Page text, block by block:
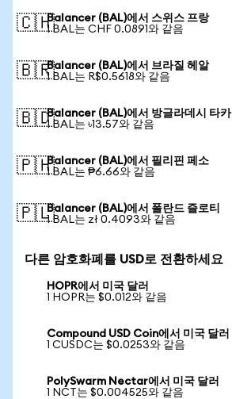
🇨🇭Balancer (BAL)에서 스위스 프랑
1 BAL는 CHF 0.0891와 같음
🇧🇷Balancer (BAL)에서 브라질 헤알
1 BAL는 R$0.5618와 같음
🇧🇩Balancer (BAL)에서 방글라데시 타카
1 BAL는 ৳13.57와 같음
🇵🇭Balancer (BAL)에서 필리핀 페소
1 BAL는 ₱6.66와 같음
🇵🇱Balancer (BAL)에서 폴란드 즐로티
1 BAL는 zł 0.4093와 같음
다른 암호화폐를 USD로 전환하세요
HOPR에서 미국 달러
1 HOPR는 $0.012와 같음
Compound USD Coin에서 미국 달러
1 CUSDC는 $0.0253와 같음
PolySwarm Nectar에서 미국 달러
1 NCT는 $0.004525와 같음